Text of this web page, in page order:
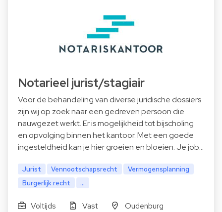
Notarieel jurist/stagiair
Voor de behandeling van diverse juridische dossiers
zijn wij op zoek naar een gedreven persoon die
nauwgezet werkt. Er is mogelijkheid tot bijscholing
en opvolging binnen het kantoor. Met een goede
ingesteldheid kan je hier groeien en bloeien. Je job…
Jurist Vennootschapsrecht
Vermogensplanning
Burgerlijk recht
...
Voltijds Vast
Oudenburg